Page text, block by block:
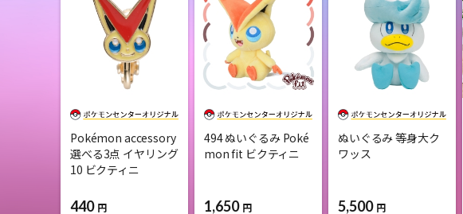
Pokémon accessory
選べる3点 イヤリング
10 ビクティニ
440 円
494 ぬいぐるみ Poké
mon fit ビクティニ
1,650 円
ぬいぐるみ 等身大ク
ワッス
5,500 円